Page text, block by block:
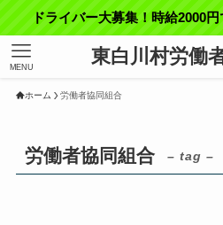
ドライバー大募集！時給2000
東白川村労働
MENU
ホーム 労働者協同組合
労働者協同組合 – tag –